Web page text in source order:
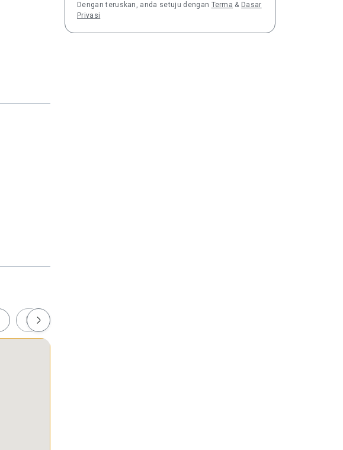
Makanan & Minuman
Dengan teruskan, anda setuju dengan Terma & Dasar
Privasi